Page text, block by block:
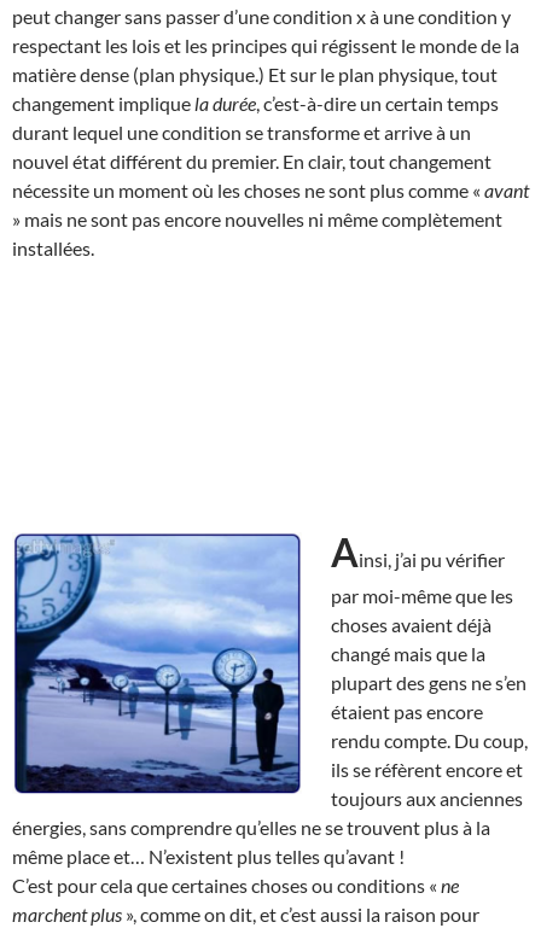
peut changer sans passer d’une condition x à une condition y
respectant les lois et les principes qui régissent le monde de la
matière dense (plan physique.) Et sur le plan physique, tout
changement implique la durée , c’est-à-dire un certain temps
durant lequel une condition se transforme et arrive à un
nouvel état différent du premier. En clair, tout changement
nécessite un moment où les choses ne sont plus comme « avant
» mais ne sont pas encore nouvelles ni même complètement
installées.
Ainsi, j’ai pu vérifier
par moi-même que les
choses avaient déjà
changé mais que la
plupart des gens ne s’en
étaient pas encore
rendu compte. Du coup,
ils se réfèrent encore et
toujours aux anciennes
énergies, sans comprendre qu’elles ne se trouvent plus à la
même place et… N’existent plus telles qu’avant !
C’est pour cela que certaines choses ou conditions « ne
marchent plus », comme on dit, et c’est aussi la raison pour